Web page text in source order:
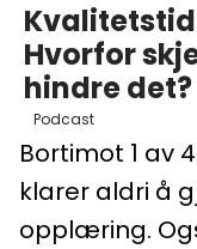
Hvorfor
hindre det?
Podcast
Bortimot 1 av
klarer aldri å
opplæring.